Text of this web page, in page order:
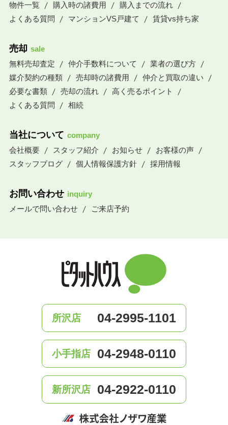
物件一覧
購入時の諸費用
購入までの流れ
よくある質問
マンションVS戸建て 賃貸vs持ち家
売却 sale
無料売却査定
仲介手数料について
業者の選び方
媒介契約の種類
売却時の諸費用
仲介と買取の違い
必要な書類
売却の流れ
高く売るポイント
よくある質問
相続
当社について company
会社概要
スタッフ紹介 お知らせ
お客様の声
スタッフブログ
個人情報保護方針 採用情報
お問い合わせ inquiry
メールで問い合わせ
ご来店予約
所沢店 04-2995-1101
小手指店 04-2948-0110
新所沢店 04-2922-0110